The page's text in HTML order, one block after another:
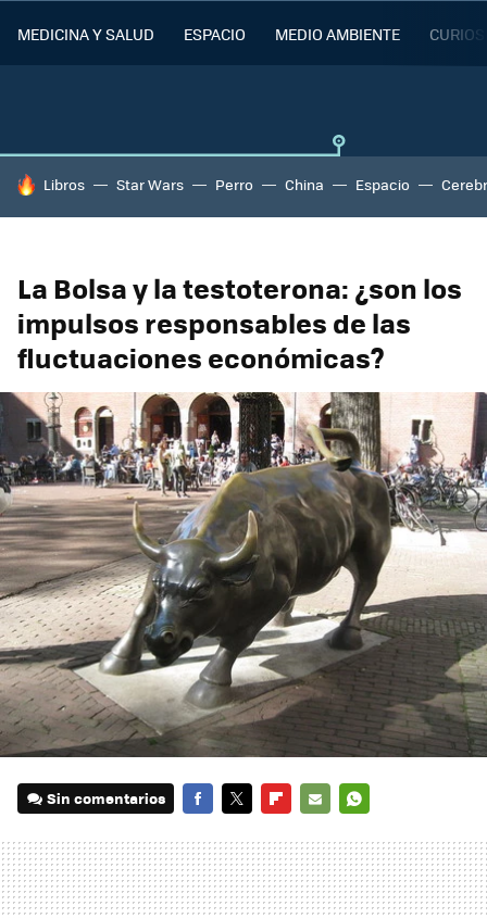
MEDICINA Y SALUD ESPACIO MEDIO AMBIENTE
HOY SE HABLA DE
Libros Star Wars Perro China Espacio
La Bolsa y la testoterona: ¿son los
impulsos responsables de las
fluctuaciones económicas?
Sin comentarios
MAIL